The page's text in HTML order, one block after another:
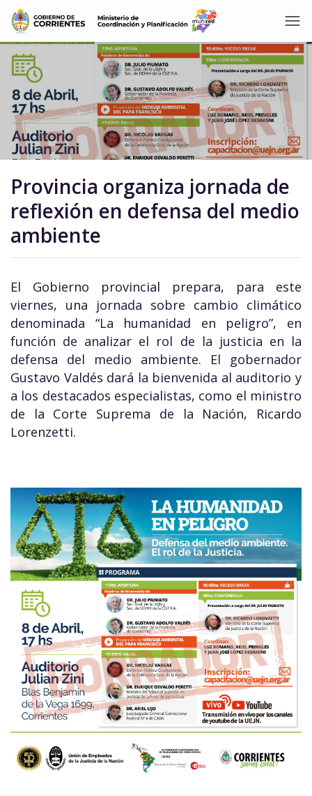
Provincia organiza jornada de
reflexión en defensa del medio
ambiente
El Gobierno provincial prepara, para este
viernes, una jornada sobre cambio climático
denominada “La humanidad en peligro”, en
función de analizar el rol de la justicia en la
defensa del medio ambiente. El gobernador
Gustavo Valdés dará la bienvenida al auditorio y
a los destacados especialistas, como el ministro
de la Corte Suprema de la Nación, Ricardo
Lorenzetti.